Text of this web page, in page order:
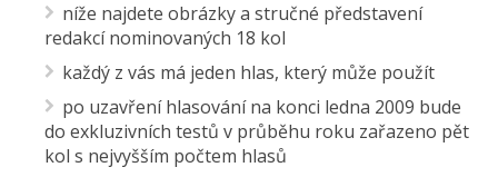
níže najdete obrázky a stručné představení
redakcí nominovaných 18 kol
každý z vás má jeden hlas, který může použít
po uzavření hlasování na konci ledna 2009 bude
do exkluzivních testů v průběhu roku zařazeno pět
kol s nejvyšším počtem hlasů